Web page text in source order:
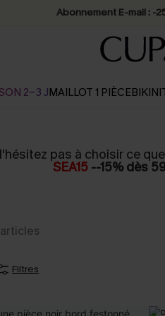
Abonnement E-mail : -
2-3 JMAILLOT 1 PIÈCEBIKINI
pas à choisir ce
SEA15 --15% dès
articles
Filtres